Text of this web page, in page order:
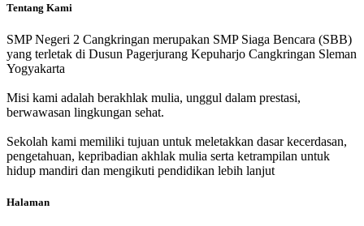
Tentang Kami
SMP Negeri 2 Cangkringan merupakan SMP Siaga Bencara (SBB)
yang terletak di Dusun Pagerjurang Kepuharjo Cangkringan Sleman
Yogyakarta
Misi kami adalah berakhlak mulia, unggul dalam prestasi,
berwawasan lingkungan sehat.
Sekolah kami memiliki tujuan untuk meletakkan dasar kecerdasan,
pengetahuan, kepribadian akhlak mulia serta ketrampilan untuk
hidup mandiri dan mengikuti pendidikan lebih lanjut
Halaman